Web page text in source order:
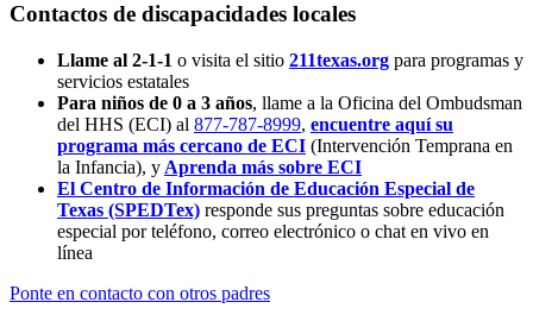
Contactos de discapacidades locales
Llame al 2-1-1 o visita el sitio 211texas.org para programas y
servicios estatales
Para niños de 0 a 3 años, llame a la Oficina del Ombudsman
del HHS (ECI) al 877-787-8999, encuentre aquí su
programa más cercano de ECI (Intervención Temprana en
la Infancia), y Aprenda más sobre ECI
El Centro de Información de Educación Especial de
Texas (SPEDTex) responde sus preguntas sobre educación
especial por teléfono, correo electrónico o chat en vivo en
línea
Ponte en contacto con otros padres